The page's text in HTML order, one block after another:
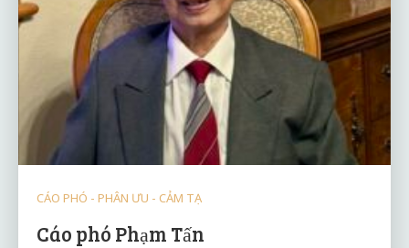
CÁO PHÓ - PHÂN ƯU - CẢM TẠ
Cáo phó Phạm Tấn